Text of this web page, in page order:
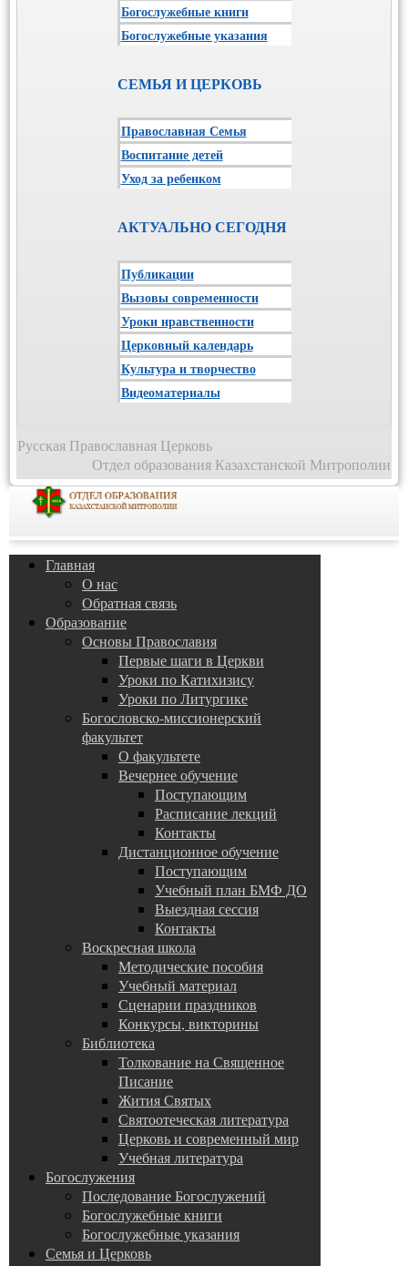
Богослужебные книги
Богослужебные указания
СЕМЬЯ И ЦЕРКОВЬ
Православная Семья
Воспитание детей
Уход за ребенком
АКТУАЛЬНО СЕГОДНЯ
Публикации
Вызовы современности
Уроки нравственности
Церковный календарь
Культура и творчество
Видеоматериалы
Русская Православная Церковь
Отдел образования Казахстанской Митрополии
Главная
О нас
Обратная связь
Образование
Основы Православия
Первые шаги в Церкви
Уроки по Катихизису
Уроки по Литургике
Богословско-миссионерский
факультет
О факультете
Вечернее обучение
Поступающим
Расписание лекций
Контакты
Дистанционное обучение
Поступающим
Учебный план БМФ ДО
Выездная сессия
Контакты
Воскресная школа
Методические пособия
Учебный материал
Сценарии праздников
Конкурсы, викторины
Библиотека
Толкование на Священное
Писание
Жития Святых
Святоотеческая литература
Церковь и современный мир
Учебная литература
Богослужения
Последование Богослужений
Богослужебные книги
Богослужебные указания
Семья и Церковь